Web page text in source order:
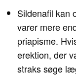
Sildenafil kan
varer mere
priapisme.
erektion, der
straks søge